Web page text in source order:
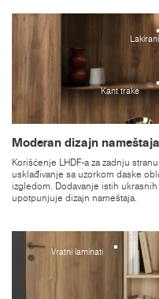
Kant trake
Moderan dizajn nameštaja
Korišćenje LHDF-a za zadnju
usklađivanje sa uzorkom daske
izgledom. Dodavanje istih
upotpunjuje dizajn nameštaja.
Vratni laminati